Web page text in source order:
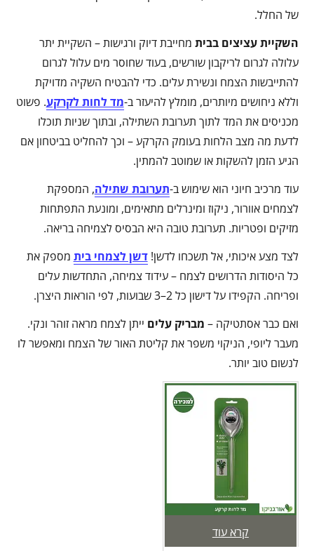
של החלל.
השקיית עציצים בבית מחייבת דיוק ורגישות – השקיית יתר
עלולה לגרום לריקבון שורשים, בעוד שחוסר מים עלול לגרום
להתייבשות הצמח ונשירת עלים. כדי להבטיח השקיה מדויקת
וללא ניחושים מיותרים, מומלץ להיעזר ב-מד לחות לקרקע. פשוט
מכניסים את המד לתוך תערובת השתילה, ובתוך שניות תוכלו
לדעת מה מצב הלחות בעומק הקרקע – וכך להחליט בביטחון אם
הגיע הזמן להשקות או שמוטב להמתין.
עוד מרכיב חיוני הוא שימוש ב-תערובת שתילה, המספקת
לצמחים אוורור, ניקוז ומינרלים מתאימים, ומונעת התפתחות
מזיקים ופטריות. תערובת טובה היא הבסיס לצמיחה בריאה.
לצד מצע איכותי, אל תשכחו לדשן!דשן לצמחי בית מספק את
כל היסודות הדרושים לצמח – עידוד צמיחה, התחדשות עלים
ופריחה. הקפידו על דישון כל 2–3 שבועות, לפי הוראות היצרן.
ואם כבר אסתטיקה – מבריק עלים ייתן לצמח מראה זוהר ונקי.
מעבר ליופי, הניקוי משפר את קליטת האור של הצמח ומאפשר לו
לנשום טוב יותר.
קרא עוד